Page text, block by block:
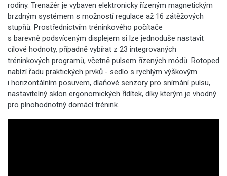
rodiny. Trenažér je vybaven elektronicky řízeným magnetickým
brzdným systémem s možností regulace až 16 zátěžových
stupňů. Prostřednictvím tréninkového počítače
s barevně podsvíceným displejem si lze jednoduše nastavit
cílové hodnoty, případně vybírat z 23 integrovaných
tréninkových programů, včetně pulsem řízených módů. Rotoped
nabízí řadu praktických prvků - sedlo s rychlým výškovým
i horizontálním posuvem, dlaňové senzory pro snímání pulsu,
nastavitelný sklon ergonomických řídítek, díky kterým je vhodný
pro plnohodnotný domácí trénink.